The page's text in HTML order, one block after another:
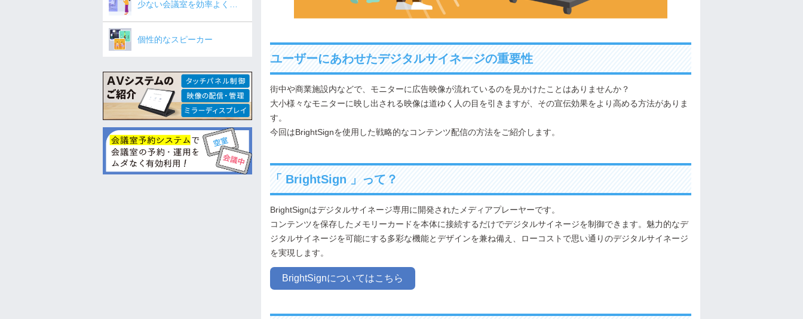
ユーザーにあわせたデジタルサイネージの重要性
街中や商業施設内などで、モニターに広告映像が流れているのを見かけたことはありませんか？
大小様々なモニターに映し出される映像は道ゆく人の目を引きますが、その宣伝効果をより高める方法がありま
す。
今回はBrightSignを使用した戦略的なコンテンツ配信の方法をご紹介します。
「 BrightSign 」って？
BrightSignはデジタルサイネージ専用に開発されたメディアプレーヤーです。
コンテンツを保存したメモリーカードを本体に接続するだけでデジタルサイネージを制御できます。魅力的なデ
ジタルサイネージを可能にする多彩な機能とデザインを兼ね備え、ローコストで思い通りのデジタルサイネージ
を実現します。
BrightSignについてはこちら
少ない会議室を効率よく…
個性的なスピーカー